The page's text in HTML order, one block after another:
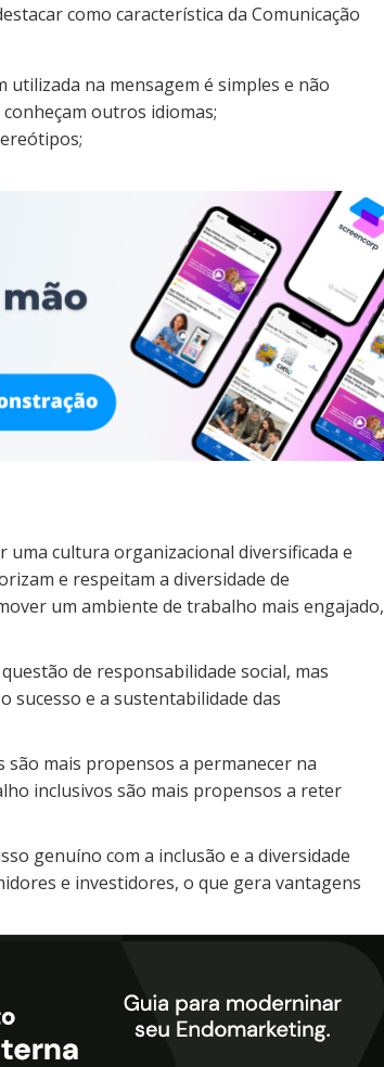
como característica da Comunicação
na mensagem é simples e não
outros idiomas;
cultura organizacional diversificada e
e respeitam a diversidade de
um ambiente de trabalho mais engajado,
de responsabilidade social, mas
e a sustentabilidade das
mais propensos a permanecer na
inclusivos são mais propensos a reter
genuíno com a inclusão e a diversidade
e investidores, o que gera vantagens